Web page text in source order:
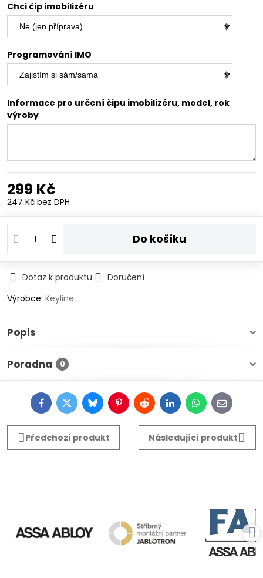
Chci čip imobilizéru
Programování IMO
Informace pro určení čipu imobilizéru, model, rok
výroby
299 Kč
247 Kč bez DPH
Do košíku
Dotaz k produktu
Doručení
Výrobce: Keyline
Popis
Poradna 0
FacebookTwitterBlueskyPinterestRedditLinkedInWhatsApp
E-
mail
Předchozí produkt
Následující produkt